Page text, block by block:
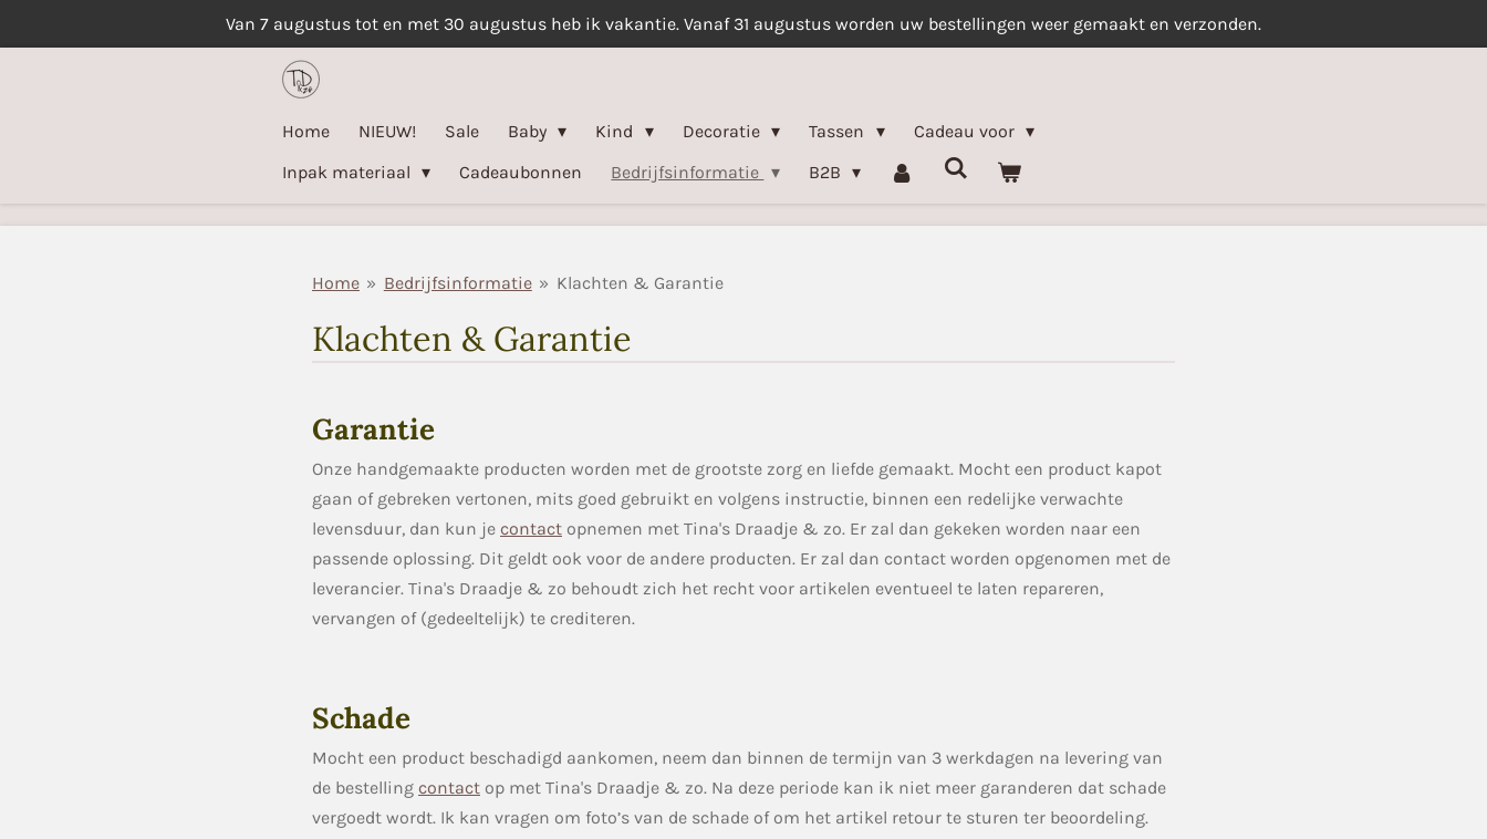
Van 7 augustus tot en met 30 augustus heb ik vakantie. Vanaf 31 augustus worden uw bestellingen weer gemaakt en verzonden.
Home NIEUW! Sale Baby Kind Decoratie Tassen
Cadeau voor
Inpak materiaal
Cadeaubonnen Bedrijfsinformatie B2B
Home » Bedrijfsinformatie » Klachten & Garantie
Klachten & Garantie
Garantie
Onze handgemaakte producten worden met de grootste zorg en liefde gemaakt. Mocht een product kapot
gaan of gebreken vertonen, mits goed gebruikt en volgens instructie, binnen een redelijke verwachte
levensduur, dan kun je contact opnemen met Tina's Draadje & zo. Er zal dan gekeken worden naar een
passende oplossing. Dit geldt ook voor de andere producten. Er zal dan contact worden opgenomen met de
leverancier. Tina's Draadje & zo behoudt zich het recht voor artikelen eventueel te laten repareren,
vervangen of (gedeeltelijk) te crediteren.
Schade
Mocht een product beschadigd aankomen, neem dan binnen de termijn van 3 werkdagen na levering van
de bestelling contact op met Tina's Draadje & zo. Na deze periode kan ik niet meer garanderen dat schade
vergoedt wordt. Ik kan vragen om foto’s van de schade of om het artikel retour te sturen ter beoordeling.